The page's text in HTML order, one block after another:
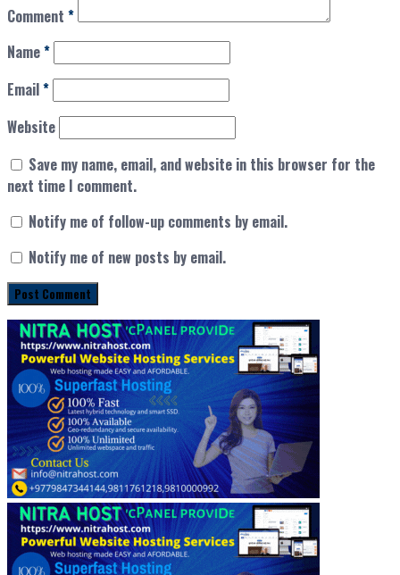
Comment *
Name*
Email*
Website
Save my name, email, and website in this browser for the
next time I comment.
Notify me of follow-up comments by email.
Notify me of new posts by email.